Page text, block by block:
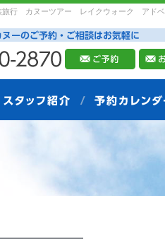
行 カヌーツアー レイクウォーク アドベ